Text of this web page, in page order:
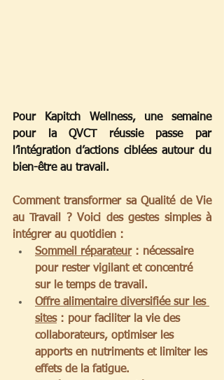
Pour Kapitch Wellness, une semaine
pour la QVCT réussie passe par
l’intégration d’actions ciblées autour du
bien-être au travail.
Comment transformer sa Qualité de Vie
au Travail ? Voici des gestes simples à
intégrer au quotidien :
Sommeil réparateur : nécessaire
pour rester vigilant et concentré
sur le temps de travail.
Offre alimentaire diversifiée sur les
sites : pour faciliter la vie des
collaborateurs, optimiser les
apports en nutriments et limiter les
effets de la fatigue.